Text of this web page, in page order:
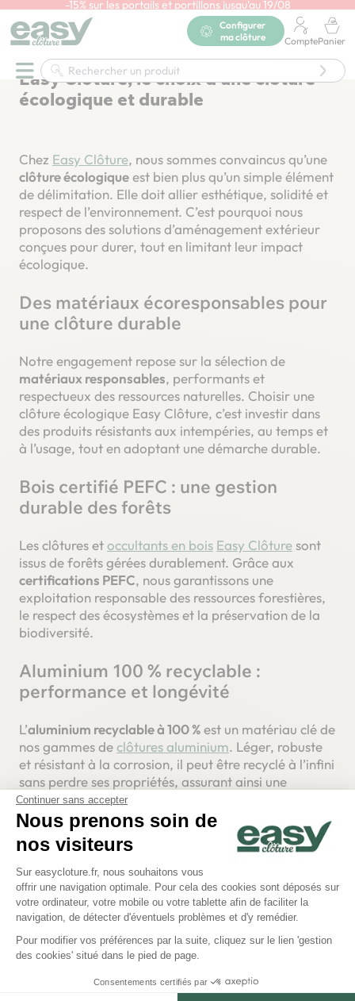
Continuer sans accepter
Nous prenons soin de
nos visiteurs
Plateforme de Gestion du
Sur easycloture.fr, nous souhaitons vous
offrir une navigation optimale. Pour cela des cookies sont déposés sur
votre ordinateur, votre mobile ou votre tablette afin de faciliter la
navigation, de détecter d'éventuels problèmes et d'y remédier.
Pour modifier vos préférences par la suite, cliquez sur le lien 'gestion
des cookies' situé dans le pied de page.
Consentements certifiés par
Axeptio consent
En savoir plus
-15% sur les portails et portillons jusqu'au 19/08
Configurer
ma clôture
ComptePanier
Accueil
Informations Easycloture
Easy Clôture, le choix d’une clôture écologique et durable
Easy Clôture, le choix d’une clôture
écologique et durable
Chez Easy Clôture, nous sommes convaincus qu’une
clôture écologiqueest bien plus qu’un simple élément
de délimitation. Elle doit allier esthétique, solidité et
respect de l’environnement. C’est pourquoi nous
proposons des solutions d’aménagement extérieur
conçues pour durer, tout en limitant leur impact
écologique.
Des matériaux écoresponsables pour
une clôture durable
Notre engagement repose sur la sélection de
matériaux responsables, performants et
respectueux des ressources naturelles. Choisir une
clôture écologique Easy Clôture, c’est investir dans
des produits résistants aux intempéries, au temps et
à l’usage, tout en adoptant une démarche durable.
Bois certifié PEFC : une gestion
durable des forêts
Les clôtures etoccultants en bois Easy Clôturesont
issus de forêts gérées durablement. Grâce aux
certifications PEFC, nous garantissons une
exploitation responsable des ressources forestières,
le respect des écosystèmes et la préservation de la
biodiversité.
Aluminium 100 % recyclable :
performance et longévité
L’aluminium recyclable à 100 %est un matériau clé de
nos gammes declôtures aluminium. Léger, robuste
et résistant à la corrosion, il peut être recyclé à l’infini
sans perdre ses propriétés, assurant ainsi une
solution durable et facile d’entretien.
Composite recyclé : l’innovation au
service de l’environnement
Nosclôtures enbois compositeécoresponsablesont
fabriquées à partir de90 % de matières recyclées
excellente résistance aux agressions extérieures tout
en réduisant l’empreinte environnementale.